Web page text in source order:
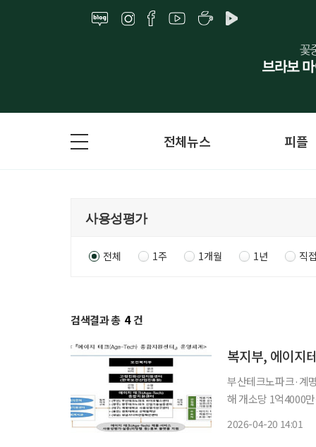
전체뉴스 피플
전체 1주 1개월 1년 직
검색결과 총 4 건
복지부, 에이지
부산테크노파크·계
해 개소당 1억4000만원
2026-04-20 14:01